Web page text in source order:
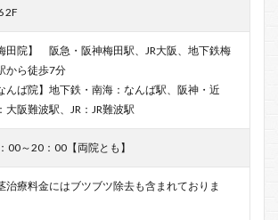
2F
梅田院】 阪急・阪神梅田駅、JR大阪、地下鉄梅
から徒歩7分
んば院】地下鉄・南海：なんば駅、阪神・近
大阪難波駅、JR：JR難波駅
00～20：00【両院とも】
治療料金にはブツブツ除去も含まれておりま